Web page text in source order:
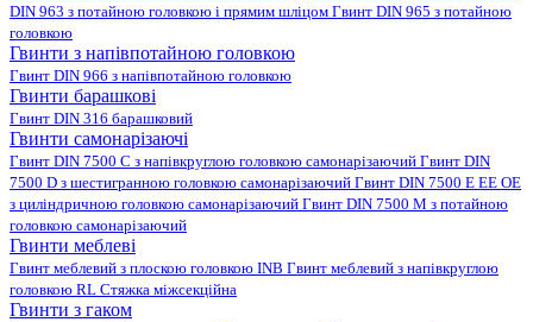
DIN 963 з потайною головкою і прямим шліцом Гвинт DIN 965 з потайною
головкою
Гвинти з напівпотайною головкою
Гвинт DIN 966 з напівпотайною головкою
Гвинти барашкові
Гвинт DIN 316 барашковий
Гвинти самонарізаючі
Гвинт DIN 7500 C з напівкруглою головкою самонарізаючий Гвинт DIN
7500 D з шестигранною головкою самонарізаючий Гвинт DIN 7500 E EE OE
з циліндричною головкою самонарізаючий Гвинт DIN 7500 M з потайною
головкою самонарізаючий
Гвинти меблеві
Гвинт меблевий з плоскою головкою INB Гвинт меблевий з напівкруглою
головкою RL Стяжка міжсекційна
Гвинти з гаком